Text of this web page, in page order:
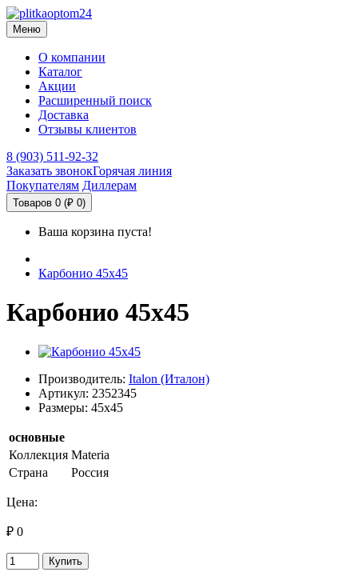
Меню
О компании
Каталог
Акции
Расширенный поиск
Доставка
Отзывы клиентов
8 (903) 511-92-32
Заказать звонокГорячая линия
Покупателям Диллерам
Товаров 0 (₽ 0)
Ваша корзина пуста!
Карбонио 45х45
Карбонио 45х45
Производитель: Italon (Италон)
Артикул: 2352345
Размеры: 45x45
основные
Коллекция Materia
Страна
Россия
Цена:
₽ 0
Купить